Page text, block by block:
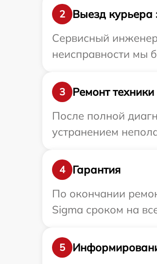
2
Выезд курьера
Сервисный
неисправности мы
3
Ремонт техники
После полной
устранением
4
Гарантия
По окончании
Sigma сроком на
5